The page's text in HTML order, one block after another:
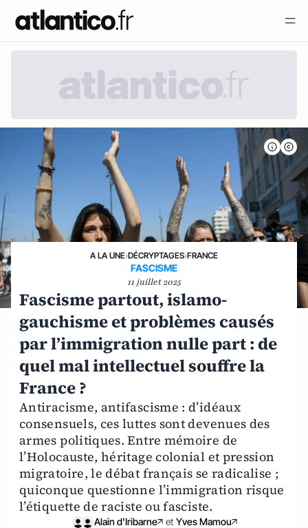
A LA UNE›DÉCRYPTAGES›FRANCE
FASCISME
11 juillet 2025
Fascisme partout, islamo-
gauchisme et problèmes causés
par l’immigration nulle part : de
quel mal intellectuel souffre la
France ?
Antiracisme, antifascisme : d’idéaux
consensuels, ces luttes sont devenues des
armes politiques. Entre mémoire de
l’Holocauste, héritage colonial et pression
migratoire, le débat français se radicalise ;
quiconque questionne l’immigration risque
l’étiquette de raciste ou fasciste.
Alain d'Iribarne et Yves Mamou